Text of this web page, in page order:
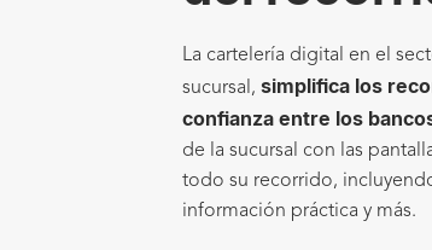
La cartelería digital en el
sucursal, simplifica los
confianza entre los
de la sucursal con las
todo su recorrido,
información práctica y más.